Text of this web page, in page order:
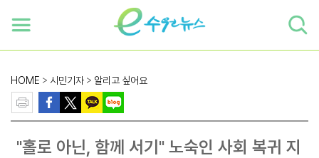
HOME > 시민기자 > 알리고 싶어요
"홀로 아닌, 함께 서기" 노숙인 사회 복귀 지